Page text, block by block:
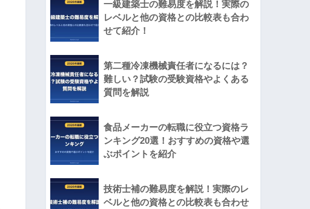
一級建築士の難易度を解説！実際の
レベルと他の資格との比較表も合わ
せて紹介！
第二種冷凍機械責任者になるには？
難しい？試験の受験資格やよくある
質問を解説
食品メーカーの転職に役立つ資格ラ
ンキング20選！おすすめの資格や選
ぶポイントを紹介
技術士補の難易度を解説！実際のレ
ベルと他の資格との比較表も合わせ